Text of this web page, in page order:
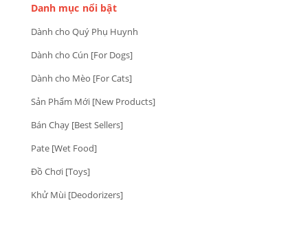
Danh mục nổi bật
Dành cho Quý Phụ Huynh
Dành cho Cún [For Dogs]
Dành cho Mèo [For Cats]
Sản Phẩm Mới [New Products]
Bán Chạy [Best Sellers]
Pate [Wet Food]
Đồ Chơi [Toys]
Khử Mùi [Deodorizers]